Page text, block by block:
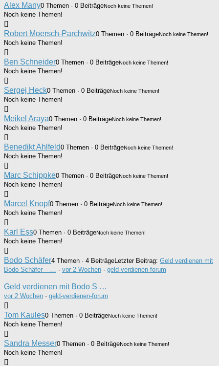
Alex Many0 Themen · 0 BeiträgeNoch keine Themen!
Noch keine Themen!
Robert Moersch-Parchwitz0 Themen · 0 BeiträgeNoch keine Themen!
Noch keine Themen!
Ben Schneider0 Themen · 0 BeiträgeNoch keine Themen!
Noch keine Themen!
Sergej Heck0 Themen · 0 BeiträgeNoch keine Themen!
Noch keine Themen!
Meikel Araya0 Themen · 0 BeiträgeNoch keine Themen!
Noch keine Themen!
Benedikt Ahlfeld0 Themen · 0 BeiträgeNoch keine Themen!
Noch keine Themen!
Marc Schippke0 Themen · 0 BeiträgeNoch keine Themen!
Noch keine Themen!
Marcel Knopf0 Themen · 0 BeiträgeNoch keine Themen!
Noch keine Themen!
Karl Ess0 Themen · 0 BeiträgeNoch keine Themen!
Noch keine Themen!
Bodo Schäfer4 Themen · 4 BeiträgeLetzter Beitrag: Geld verdienen mit
Bodo Schäfer – …
· vor 2 Wochen · geld-verdienen-forum
Geld verdienen mit Bodo S …
vor 2 Wochen · geld-verdienen-forum
Tom Kaules0 Themen · 0 BeiträgeNoch keine Themen!
Noch keine Themen!
Sandra Messer0 Themen · 0 BeiträgeNoch keine Themen!
Noch keine Themen!